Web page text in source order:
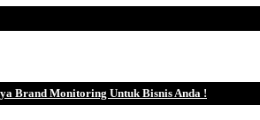
Brand Monitoring Untuk Bisnis Anda !